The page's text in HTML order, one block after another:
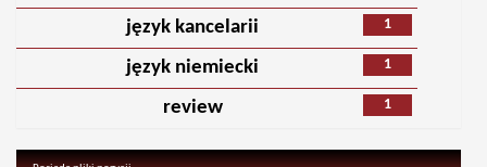
1
język kancelarii
1
język niemiecki
1
review